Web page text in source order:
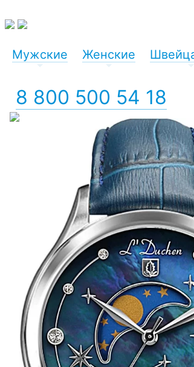
Мужские Женские
8 800 500 54 18